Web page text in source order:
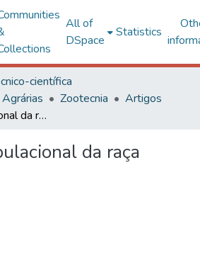
All of
DSpace
Statistics
científica
Zootecnia
Artigos
Estrutura populacional da raça Girolando
da raça